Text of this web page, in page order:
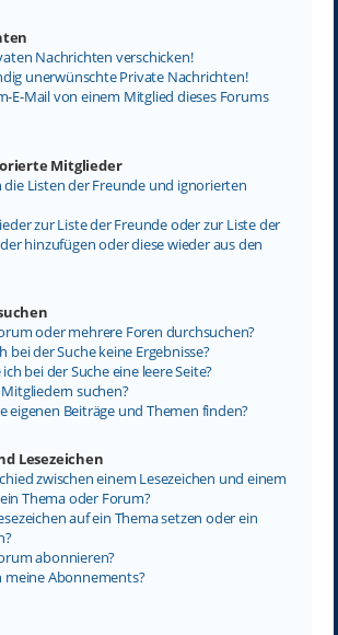
Nachrichten verschicken!
unerwünschte Private Nachrichten!
E-Mail von einem Mitglied dieses Forums
Mitglieder
Listen der Freunde und ignorierten
zur Liste der Freunde oder zur Liste der
hinzufügen oder diese wieder aus den
oder mehrere Foren durchsuchen?
bei der Suche keine Ergebnisse?
bei der Suche eine leere Seite?
suchen?
eigenen Beiträge und Themen finden?
Lesezeichen
zwischen einem Lesezeichen und einem
Thema oder Forum?
auf ein Thema setzen oder ein
abonnieren?
meine Abonnements?